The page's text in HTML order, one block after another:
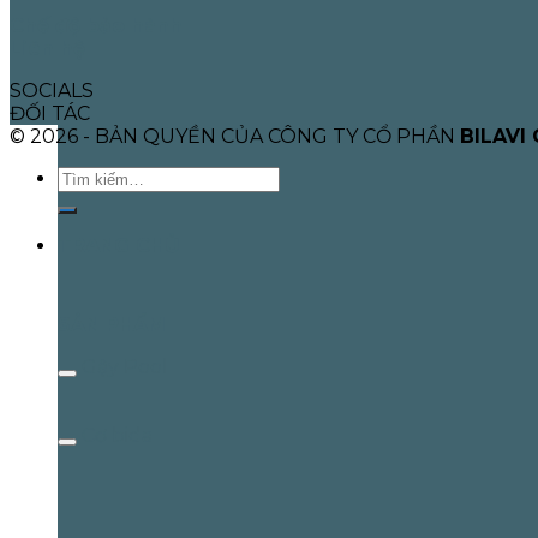
SOCIALS
ĐỐI TÁC
© 2026 - BẢN QUYỀN CỦA CÔNG TY CỔ PHẦN BILAVI
Tìm
kiếm: